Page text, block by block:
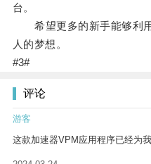
台。
希望更多的新手能够利用
人的梦想。
#3#
评论
游客
这款加速器VPM应用程序已经为